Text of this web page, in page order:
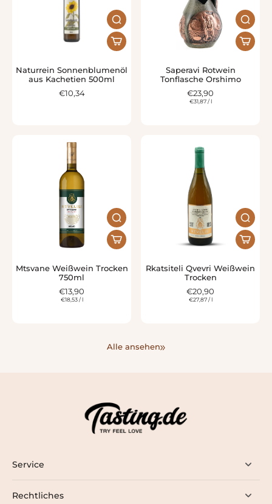
Naturrein Sonnenblumenöl
aus Kachetien 500ml
€10,34
Saperavi Rotwein
Tonflasche Orshimo
€23,90
€31,87/ l
Mtsvane Weißwein Trocken
750ml
€13,90
€18,53/ l
Rkatsiteli Qvevri Weißwein
Trocken
€20,90
€27,87/ l
Alle ansehen
Service
Rechtliches